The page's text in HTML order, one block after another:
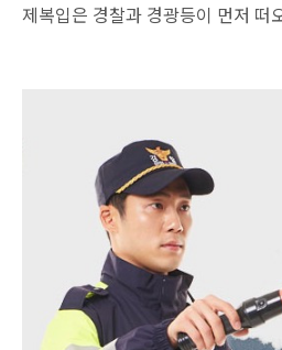
제복입은 경찰과 경광등이 먼저 떠